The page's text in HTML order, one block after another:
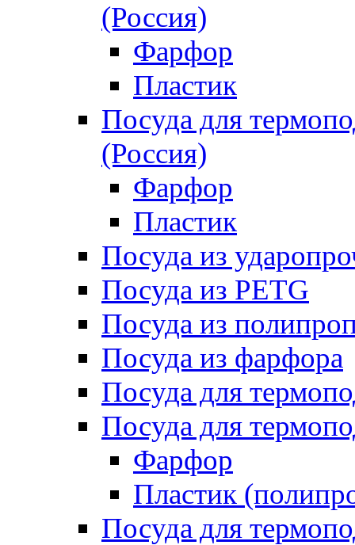
(Россия)
Фарфор
Пластик
Посуда для
(Россия)
Фарфор
Пластик
Посуда из
Посуда из PETG
Посуда из
Посуда из фарфора
Посуда для
Посуда для
Фарфор
Пластик
Посуда для